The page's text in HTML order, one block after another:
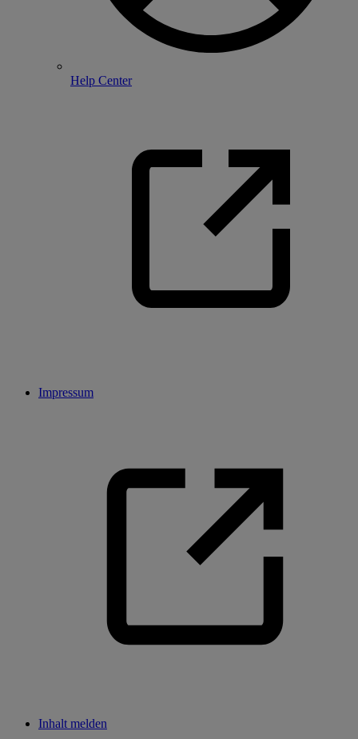
Help Center
Impressum
Inhalt melden